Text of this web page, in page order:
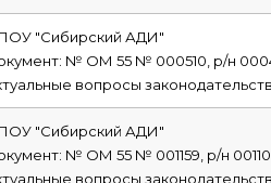
"Сибирский АДИ"
№ ОМ 55 № 000510, р/н
вопросы
"Сибирский АДИ"
№ ОМ 55 № 001159, р/н
вопросы